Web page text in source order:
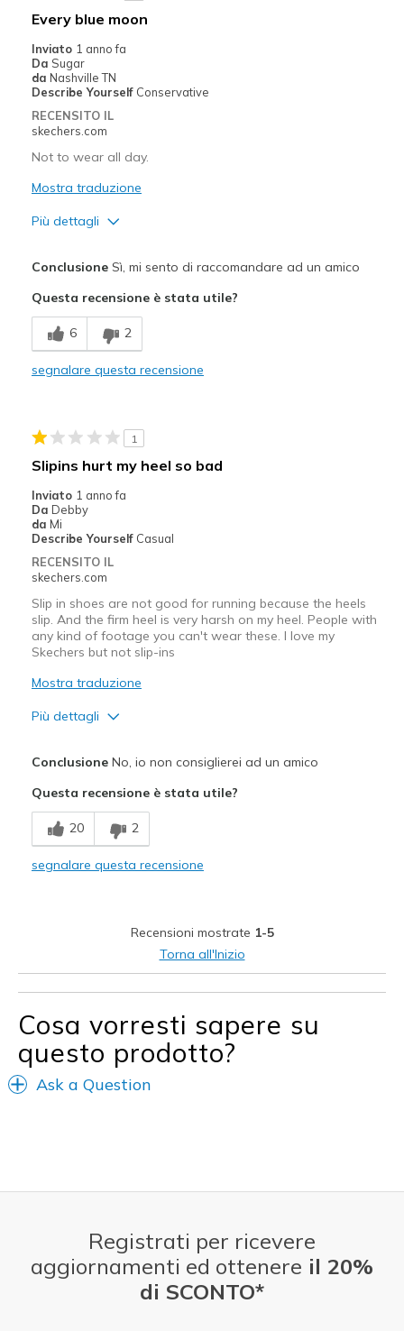
Every blue moon
Inviato 1 anno fa
Da Sugar
da Nashville TN
Describe Yourself Conservative
RECENSITO IL
skechers.com
Not to wear all day.
Mostra traduzione
Più dettagli
Poor Quality
Migliori Utilizzi:
Special Occasions
Sizing
View On Shoes
ConclusioneSì, mi sento di raccomandare ad un amico
Questa recensione è stata utile?
6 2
segnalare questa recensione
1
Slipins hurt my heel so bad
Inviato 1 anno fa
Da Debby
da Mi
Describe Yourself Casual
RECENSITO IL
skechers.com
Slip in shoes are not good for running because the heels
slip. And the firm heel is very harsh on my heel. People with
any kind of footage you can't wear these. I love my
Skechers but not slip-ins
Mostra traduzione
Più dettagli
It rubs on my heel creating a nerve issue
My heel slips out too much
Uncomfortable
Width
Feels true to width
Feels true to size
View On Shoes
I'm Really Into Shoes
ConclusioneNo, io non consiglierei ad un amico
Questa recensione è stata utile?
20 2
segnalare questa recensione
Recensioni mostrate 1-5
Torna all'Inizio
Cosa vorresti sapere su
questo prodotto?
Ask a Question
Registrati per ricevere
aggiornamenti ed ottenere il 20%
di SCONTO*